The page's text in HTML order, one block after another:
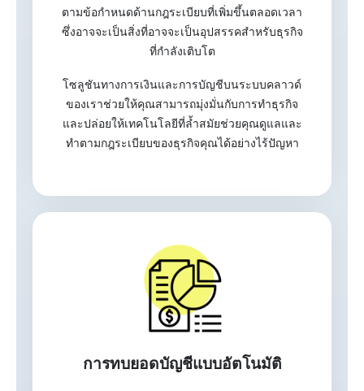
ตามข้อกำหนดด้านกฎระเบียบที่เพิ่มขึ้นตลอดเวลา
ซึ่งอาจจะเป็นสิ่งที่อาจจะเป็นอุปสรรคสำหรับธุรกิจ
ที่กำลังเติบโต
โซลูชันทางการเงินและการบัญชีบนระบบคลาวด์
ของเราช่วยให้คุณสามารถมุ่งมั่นกับการทำธุรกิจ
และปล่อยให้เทคโนโลยีที่ล้ำสมัยช่วยคุณดูแลและ
ทำตามกฎระเบียบของธุรกิจคุณได้อย่างไร้ปัญหา
การทบยอดบัญชีแบบอัตโนมัติ